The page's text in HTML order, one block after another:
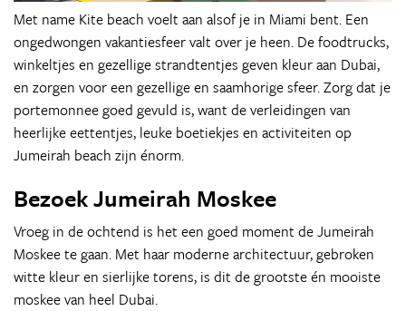
Met name Kite beach voelt aan alsof je in Miami bent. Een
ongedwongen vakantiesfeer valt over je heen. De foodtrucks,
winkeltjes en gezellige strandtentjes geven kleur aan Dubai,
en zorgen voor een gezellige en saamhorige sfeer. Zorg dat je
portemonnee goed gevuld is, want de verleidingen van
heerlijke eettentjes, leuke boetiekjes en activiteiten op
Jumeirah beach zijn énorm.
Bezoek Jumeirah Moskee
Vroeg in de ochtend is het een goed moment de Jumeirah
Moskee te gaan. Met haar moderne architectuur, gebroken
witte kleur en sierlijke torens, is dit de grootste én mooiste
moskee van heel Dubai.